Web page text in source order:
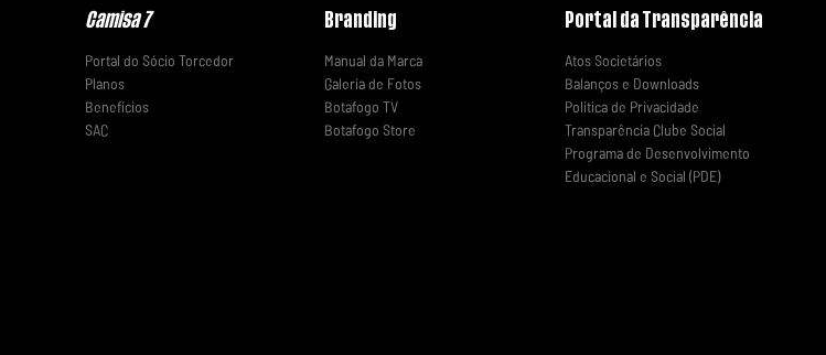
Camisa 7
Portal do Sócio Torcedor
Planos
Benefícios
SAC
Branding
Manual da Marca
Galeria de Fotos
Botafogo TV
Botafogo Store
Portal da Transparência
Atos Societários
Balanços e Downloads
Política de Privacidade
Transparência Clube Social
Programa de Desenvolvimento
Educacional e Social (PDE)